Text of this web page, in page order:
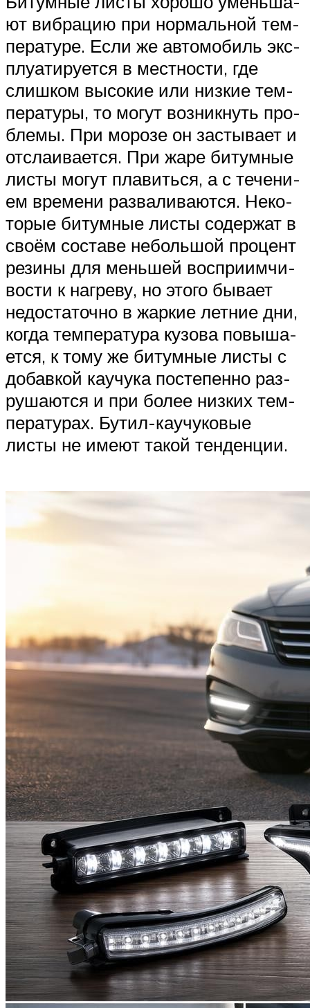
ют виб­ра­цию при нор­маль­ной тем­
пе­ра­ту­ре. Если же авто­мо­биль экс­
плу­а­ти­ру­ет­ся в мест­но­сти, где
слиш­ком высо­кие или низ­кие тем­
пе­ра­ту­ры, то могут воз­ник­нуть про­
бле­мы. При моро­зе он засты­ва­ет и
отсла­и­ва­ет­ся. При жаре битум­ные
листы могут пла­вить­ся, а с тече­ни­
ем вре­ме­ни раз­ва­ли­ва­ют­ся. Неко­
то­рые битум­ные листы содер­жат в
сво­ём соста­ве неболь­шой про­цент
рези­ны для мень­шей вос­при­им­чи­
во­сти к нагре­ву, но это­го быва­ет
недо­ста­точ­но в жар­кие лет­ние дни,
когда тем­пе­ра­ту­ра кузо­ва повы­ша­
ет­ся, к тому же битум­ные листы с
добав­кой кау­чу­ка посте­пен­но раз­
ру­ша­ют­ся и при более низ­ких тем­
пе­ра­ту­рах. Бутил-кау­чу­ко­вые
листы не име­ют такой тен­ден­ции.